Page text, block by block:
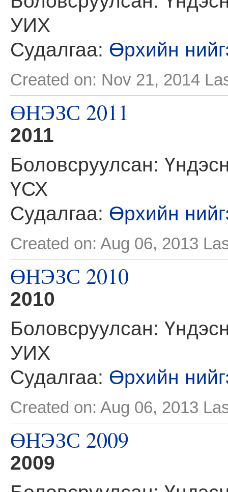
УИХ
Судалгаа: Өрхийн
Created on: Nov 21, 2014
ӨНЭЗС 2011
2011
Боловсруулсан:
ҮСХ
Судалгаа: Өрхийн
Created on: Aug 06, 2013
ӨНЭЗС 2010
2010
Боловсруулсан:
УИХ
Судалгаа: Өрхийн
Created on: Aug 06, 2013
ӨНЭЗС 2009
2009